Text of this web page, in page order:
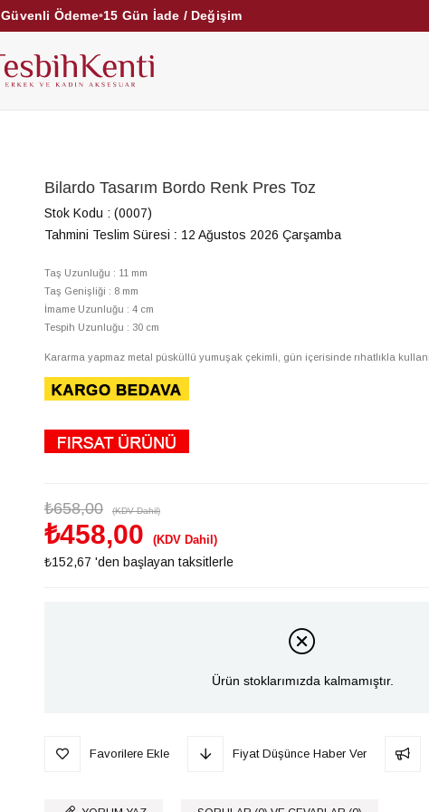
Güvenli Ödeme•15 Gün İade / Değişim
KUKA TESBİHLER
Bilardo Tasarım Bordo Renk Pres Toz
Stok Kodu
(0007)
Tahmini Teslim Süresi : 12 Ağustos 2026 Çarşamba
Taş Uzunluğu : 11 mm
Taş Genişliği : 8 mm
İmame Uzunluğu : 4 cm
Tespih Uzunluğu : 30 cm
Kararma yapmaz metal püsküllü yumuşak çekimli, gün içerisinde rıhatlıkla
₺658,00 (KDV Dahil)
₺458,00 (KDV Dahil)
₺152,67 'den başlayan taksitlerle
Ürün stoklarımızda kalmamıştır.
Favorilere Ekle Fiyat Düşünce Haber Ver